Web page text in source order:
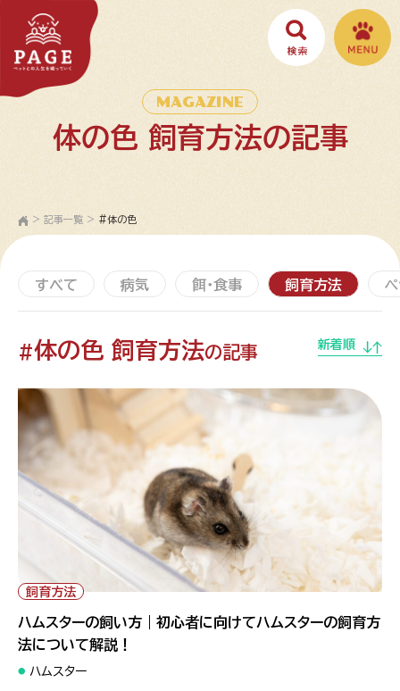
MAGAZINE
体の色 飼育方法の記事
> 記事一覧 > #体の色
すべて 病気 餌・食事 飼育方法
#体の色 飼育方法の記事 新着順
飼育方法
ハムスターの飼い方｜初心者に向けてハムスターの飼育方
法について解説！
ハムスター